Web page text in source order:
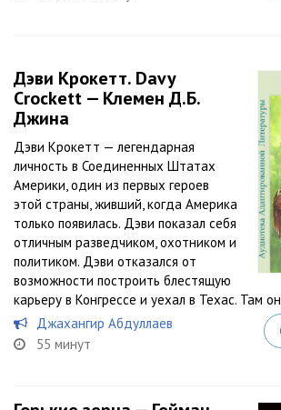
Дэви Крокетт. Davy
Crockett — Клемен Д.Б.
Джина
Дэви Крокетт — легендарная
личность в Соединенных Штатах
Америки, один из первых героев
этой страны, живший, когда Америка
только появилась. Дэви показал себя
отличным разведчиком, охотником и
политиком. Дэви отказался от
возможности построить блестящую
карьеру в Конгрессе и уехал в Техас. Там
Джахангир Абдуллаев
55 минут